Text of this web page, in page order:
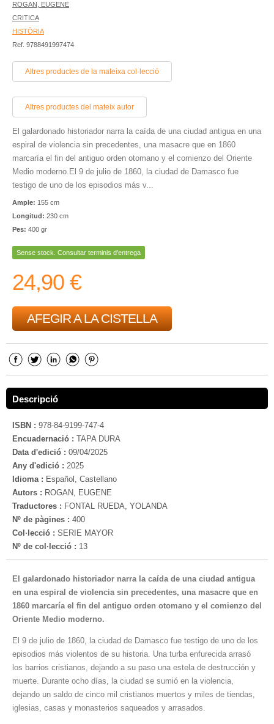
ROGAN, EUGENE
CRITICA
HISTÒRIA
Ref. 9788491997474
Altres productes de la mateixa col·lecció
Altres productes del mateix autor
El galardonado historiador narra la caída de una ciudad antigua en una
espiral de violencia sin precedentes, una masacre que en 1860
marcaría el fin del antiguo orden otomano y el comienzo del Oriente
Medio moderno.El 9 de julio de 1860, la ciudad de Damasco fue
testigo de uno de los episodios más v...
Ample: 155 cm
Longitud: 230 cm
Pes: 400 gr
Sense stock. Consultar terminis d'entrega
24,90 €
AFEGIR A LA CISTELLA
Descripció
ISBN : 978-84-9199-747-4
Encuadernació : TAPA DURA
Data d'edició : 09/04/2025
Any d'edició : 2025
Idioma : Español, Castellano
Autors : ROGAN, EUGENE
Traductores : FONTAL RUEDA, YOLANDA
Nº de pàgines : 400
Col·lecció : SERIE MAYOR
Nº de col·lecció : 13
El galardonado historiador narra la caída de una ciudad antigua
en una espiral de violencia sin precedentes, una masacre que en
1860 marcaría el fin del antiguo orden otomano y el comienzo del
Oriente Medio moderno.
El 9 de julio de 1860, la ciudad de Damasco fue testigo de uno de los
episodios más violentos de su historia. Una turba enfurecida arrasó
los barrios cristianos, dejando a su paso una estela de destrucción y
muerte. Durante ocho días, la ciudad se sumió en la violencia,
dejando un saldo de cinco mil cristianos muertos y miles de tiendas,
iglesias, casas y monasterios saqueados y arrasados.